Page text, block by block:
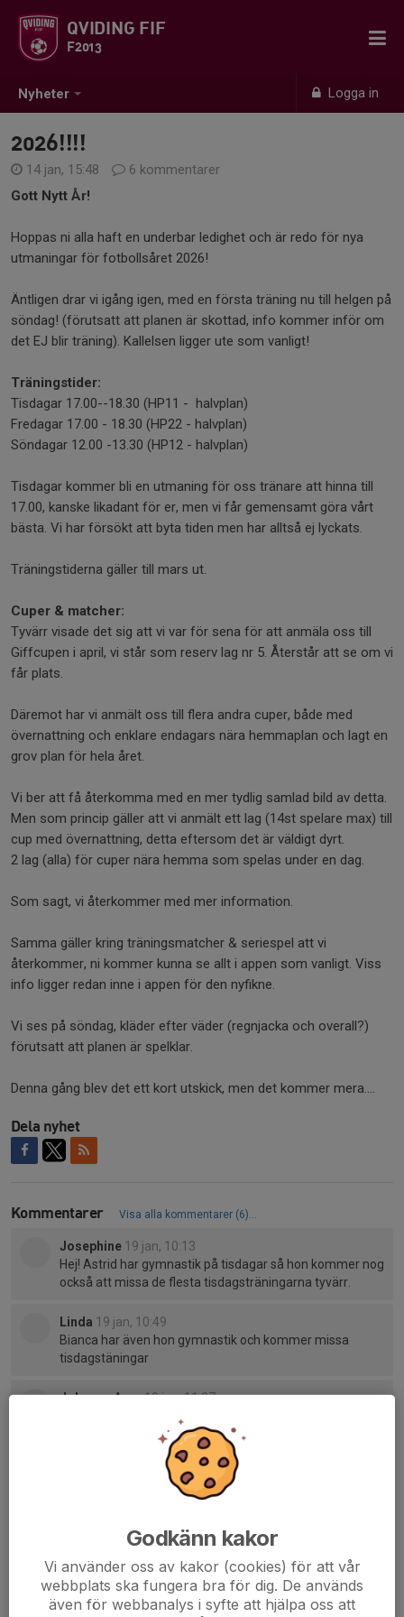
Nyheter Logga in
QVIDING FIF
F2013
2026!!!!
14 jan, 15:48
6 kommentarer
Gott Nytt År!
Hoppas ni alla haft en underbar ledighet och är redo för nya
utmaningar för fotbollsåret 2026!
Äntligen drar vi igång igen, med en första träning nu till helgen på
söndag! (förutsatt att planen är skottad, info kommer inför om
det EJ blir träning). Kallelsen ligger ute som vanligt!
Träningstider:
Tisdagar 17.00--18.30 (HP11 - halvplan)
Fredagar 17.00 - 18.30 (HP22 - halvplan)
Söndagar 12.00 -13.30 (HP12 - halvplan)
Tisdagar kommer bli en utmaning för oss tränare att hinna till
17.00, kanske likadant för er, men vi får gemensamt göra vårt
bästa. Vi har försökt att byta tiden men har alltså ej lyckats.
Träningstiderna gäller till mars ut.
Cuper & matcher:
Tyvärr visade det sig att vi var för sena för att anmäla oss till
Giffcupen i april, vi står som reserv lag nr 5. Återstår att se om vi
får plats.
Däremot har vi anmält oss till flera andra cuper, både med
övernattning och enklare endagars nära hemmaplan och lagt en
grov plan för hela året.
Vi ber att få återkomma med en mer tydlig samlad bild av detta.
Men som princip gäller att vi anmält ett lag (14st spelare max) till
cup med övernattning, detta eftersom det är väldigt dyrt.
2 lag (alla) för cuper nära hemma som spelas under en dag.
Som sagt, vi återkommer med mer information.
Samma gäller kring träningsmatcher & seriespel att vi
återkommer, ni kommer kunna se allt i appen som vanligt. Viss
info ligger redan inne i appen för den nyfikne.
Vi ses på söndag, kläder efter väder (regnjacka och overall?)
förutsatt att planen är spelklar.
Denna gång blev det ett kort utskick, men det kommer mera....
Dela nyhet
Kommentarer Visa alla kommentarer (6)...
Josephine 19 jan, 10:13
Hej! Astrid har gymnastik på tisdagar så hon kommer nog
också att missa de flesta tisdagsträningarna tyvärr.
Linda 19 jan, 10:49
Bianca har även hon gymnastik och kommer missa
tisdagstäningar
Johanna Azar19 jan, 11:27
19 jan, 12:32
Vi vet att det är en riktigt dålig tid då flera har olika
aktiviteter. Vi försökte byta men lyckades ej. Även vi
Nu är sista schemat ute och vi får se ifall vi lyckas byta
eller knö oss in på annan tid. Inte lätt för kansliet att lösa
allt med så få plantider.
Godkänn kakor
Vi använder oss av kakor (cookies) för att vår
webbplats ska fungera bra för dig. De används
även för webbanalys i syfte att hjälpa oss att